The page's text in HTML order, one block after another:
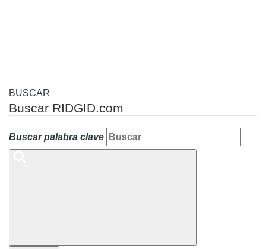
BUSCAR
Buscar RIDGID.com
Buscar palabra clave